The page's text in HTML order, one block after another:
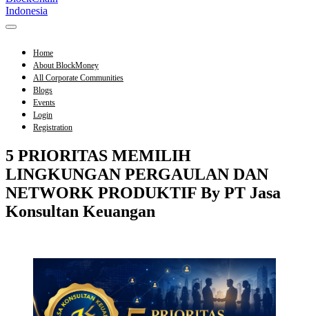
Menu
Home
About BlockMoney
All Corporate Communities
Blogs
Events
Login
Registration
5 PRIORITAS MEMILIH
LINGKUNGAN PERGAULAN DAN
NETWORK PRODUKTIF By PT Jasa
Konsultan Keuangan